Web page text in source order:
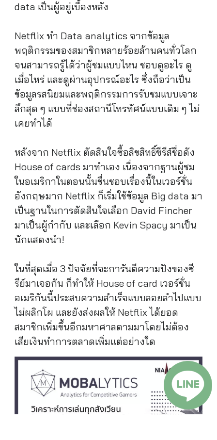
data เป็นผู้อยู่เบื้องหลัง
Netflix ทำ Data analytics จากข้อมูล
พฤติกรรมของสมาชิกหลายร้อยล้านคนทั่วโลก
จนสามารถรู้ได้ว่าผู้ชมแบบไหน ชอบดูอะไร ดู
เมื่อไหร่ และดูผ่านอุปกรณ์อะไร ซึ่งถือว่าเป็น
ข้อมูลรสนิยมและพฤติกรรมการรับชมแบบเจาะ
ลึกสุด ๆ แบบที่ช่องสถานีโทรทัศน์แบบเดิม ๆ ไม่
เคยทำได้
หลังจาก Netflix ตัดสินใจซื้อลิขสิทธิ์ซีรีส์ชื่อดัง
House of cards มาทำเอง เนื่องจากฐานผู้ชม
ในอเมริกาในตอนนั้นชื่นชอบเรื่องนี้ในเวอร์ชั่น
อังกฤษมาก Netflix ก็เริ่มใช้ข้อมูล Big data มา
เป็นฐานในการตัดสินใจเลือก David Fincher
มาเป็นผู้กำกับ และเลือก Kevin Spacy มาเป็น
นักแสดงนำ!
ในที่สุดเมื่อ 3 ปัจจัยที่จะการันตีความปังของซี
รีย์มาเจอกัน ก็ทำให้ House of card เวอร์ชั่น
อเมริกันนี้ประสบความสำเร็จแบบลอยลำไปแบบ
ไม่ผลิกโผ และยังส่งผลให้ Netflix ได้ยอด
สมาชิกเพิ่มขึ้นอีกมหาศาลตามมาโดยไม่ต้อง
เสียเงินทำการตลาดเพิ่มแต่อย่างใด